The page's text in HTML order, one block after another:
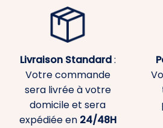
Livraison Standard:
Votre commande
sera livrée à votre
domicile et sera
expédiée en 24/48H